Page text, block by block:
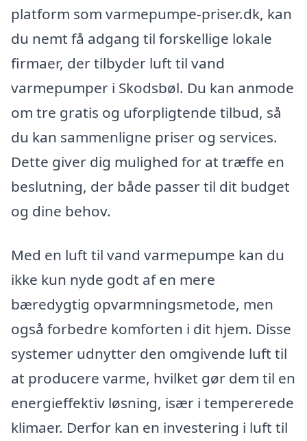
platform som varmepumpe-priser.dk, kan
du nemt få adgang til forskellige lokale
firmaer, der tilbyder luft til vand
varmepumper i Skodsbøl. Du kan anmode
om tre gratis og uforpligtende tilbud, så
du kan sammenligne priser og services.
Dette giver dig mulighed for at træffe en
beslutning, der både passer til dit budget
og dine behov.
Med en luft til vand varmepumpe kan du
ikke kun nyde godt af en mere
bæredygtig opvarmningsmetode, men
også forbedre komforten i dit hjem. Disse
systemer udnytter den omgivende luft til
at producere varme, hvilket gør dem til en
energieffektiv løsning, især i tempererede
klimaer. Derfor kan en investering i luft til